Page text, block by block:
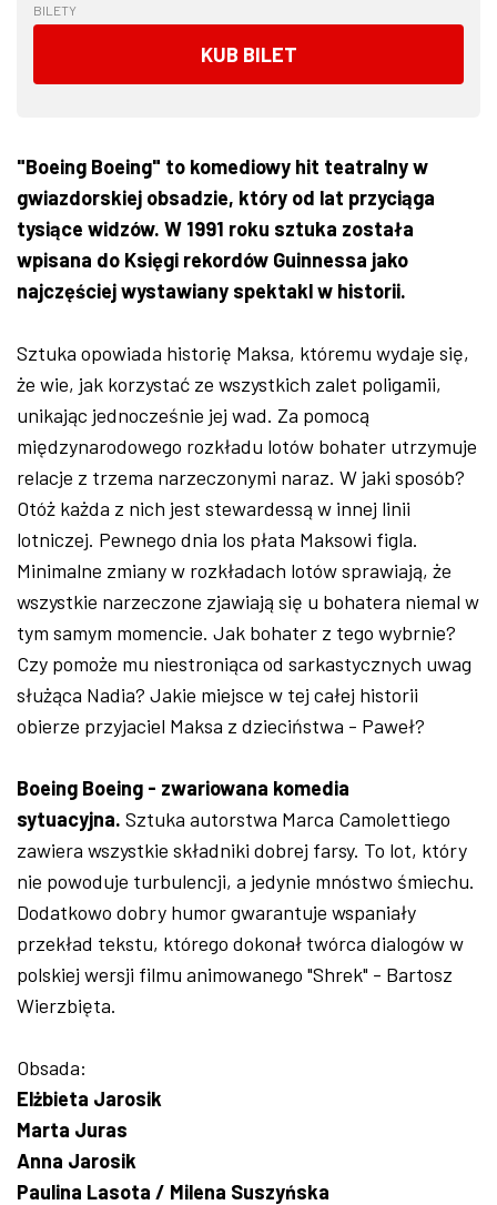
BILETY
KUB BILET
"Boeing Boeing" to komediowy hit teatralny w
gwiazdorskiej obsadzie, który od lat przyciąga
tysiące widzów. W 1991 roku sztuka została
wpisana do Księgi rekordów Guinnessa jako
najczęściej wystawiany spektakl w historii.
Sztuka opowiada historię Maksa, któremu wydaje się,
że wie, jak korzystać ze wszystkich zalet poligamii,
unikając jednocześnie jej wad. Za pomocą
międzynarodowego rozkładu lotów bohater utrzymuje
relacje z trzema narzeczonymi naraz. W jaki sposób?
Otóż każda z nich jest stewardessą w innej linii
lotniczej. Pewnego dnia los płata Maksowi figla.
Minimalne zmiany w rozkładach lotów sprawiają, że
wszystkie narzeczone zjawiają się u bohatera niemal w
tym samym momencie. Jak bohater z tego wybrnie?
Czy pomoże mu niestroniąca od sarkastycznych uwag
służąca Nadia? Jakie miejsce w tej całej historii
obierze przyjaciel Maksa z dzieciństwa - Paweł?
Boeing Boeing - zwariowana komedia
sytuacyjna. Sztuka autorstwa Marca Camolettiego
zawiera wszystkie składniki dobrej farsy. To lot, który
nie powoduje turbulencji, a jedynie mnóstwo śmiechu.
Dodatkowo dobry humor gwarantuje wspaniały
przekład tekstu, którego dokonał twórca dialogów w
polskiej wersji filmu animowanego "Shrek" - Bartosz
Wierzbięta.
Obsada:
Elżbieta Jarosik
Marta Juras
Anna Jarosik
Paulina Lasota / Milena Suszyńska